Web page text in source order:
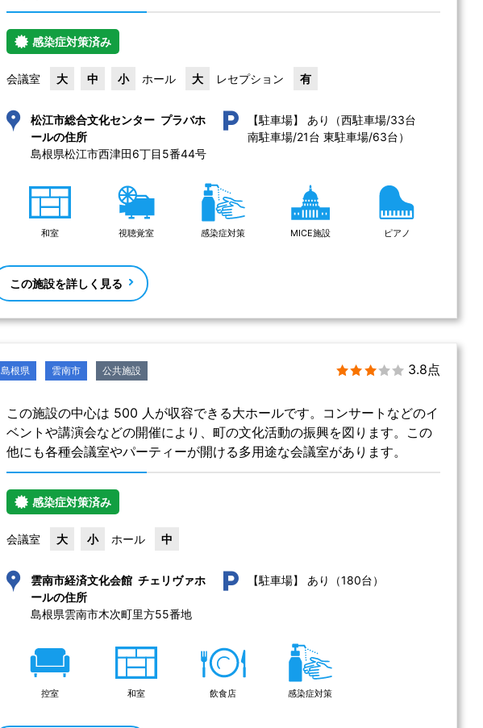
感染症対策済み
会議室 大 中 小 ホール 大 レセプション 有
松江市総合文化センター プラバホ
ールの住所
【駐車場】
あり（西駐車場/33台
南駐車場/21台 東駐車場/63台）
和室 視聴覚室 感染症対策 MICE施設 ピアノ
この施設を詳しく見る
島根県 雲南市 公共施設 3.8点
この施設の中心は 500 人が収容できる大ホールです。コンサートなどのイ
ベントや講演会などの開催により、町の文化活動の振興を図ります。この
他にも各種会議室やパーティーが開ける多用途な会議室があります。
感染症対策済み
会議室 大 小 ホール 中
雲南市経済文化会館 チェリヴァホ
ールの住所
島根県雲南市木次町里方55番地
【駐車場】 あり（180台）
控室 和室 飲食店 感染症対策